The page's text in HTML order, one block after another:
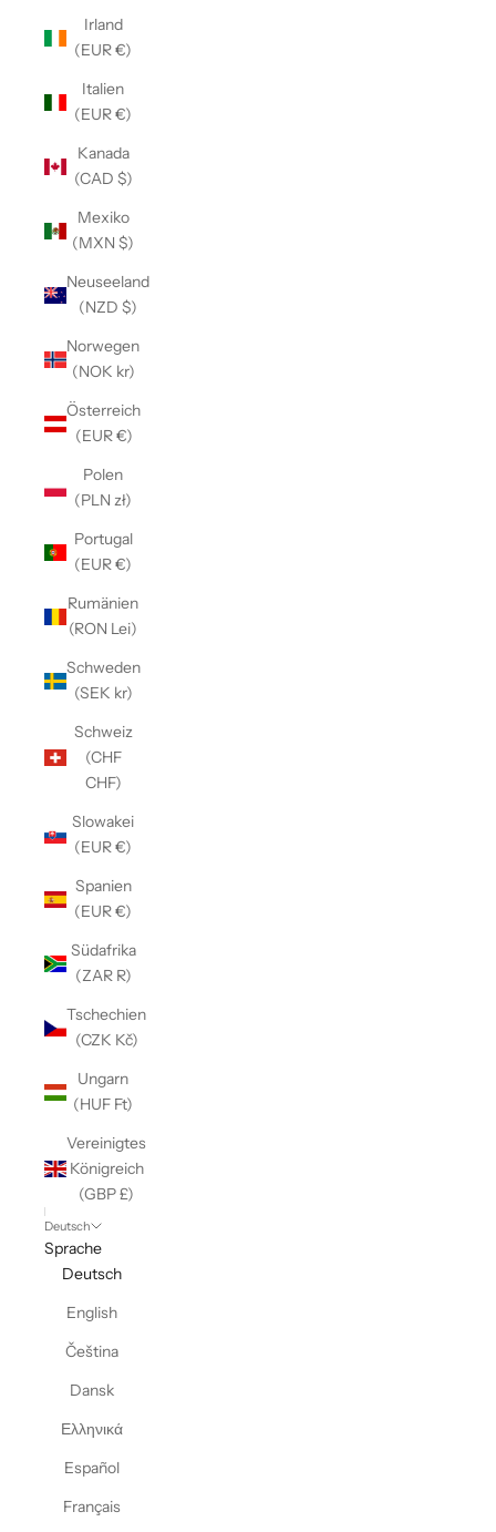
Irland
(EUR €)
Italien
(EUR €)
Kanada
(CAD $)
Mexiko
(MXN $)
Neuseeland
(NZD $)
Norwegen
(NOK kr)
Österreich
(EUR €)
Polen
(PLN zł)
Portugal
(EUR €)
Rumänien
(RON Lei)
Schweden
(SEK kr)
Schweiz
(CHF
CHF)
Slowakei
(EUR €)
Spanien
(EUR €)
Südafrika
(ZAR R)
Tschechien
(CZK Kč)
Ungarn
(HUF Ft)
Vereinigtes
Königreich
(GBP £)
Deutsch
Sprache
Deutsch
English
Čeština
Dansk
Ελληνικά
Español
Français